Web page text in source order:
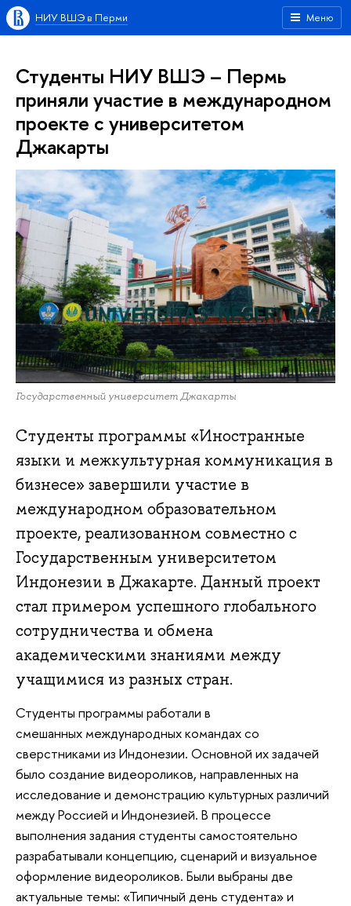
Меню
НИУ ВШЭ в Перми
Студенты НИУ ВШЭ – Пермь
приняли участие в международном
проекте с университетом
Джакарты
Государственный университет Джакарты
Студенты программы «Иностранные
языки и межкультурная коммуникация в
бизнесе» завершили участие в
международном образовательном
проекте, реализованном совместно с
Государственным университетом
Индонезии в Джакарте. Данный проект
стал примером успешного глобального
сотрудничества и обмена
академическими знаниями между
учащимися из разных стран.
Студенты программы работали в
смешанных международных командах со
сверстниками из Индонезии. Основной их задачей
было создание видеороликов, направленных на
исследование и демонстрацию культурных различий
между Россией и Индонезией. В процессе
выполнения задания студенты самостоятельно
разрабатывали концепцию, сценарий и визуальное
оформление видеороликов. Были выбраны две
актуальные темы: «Типичный день студента» и